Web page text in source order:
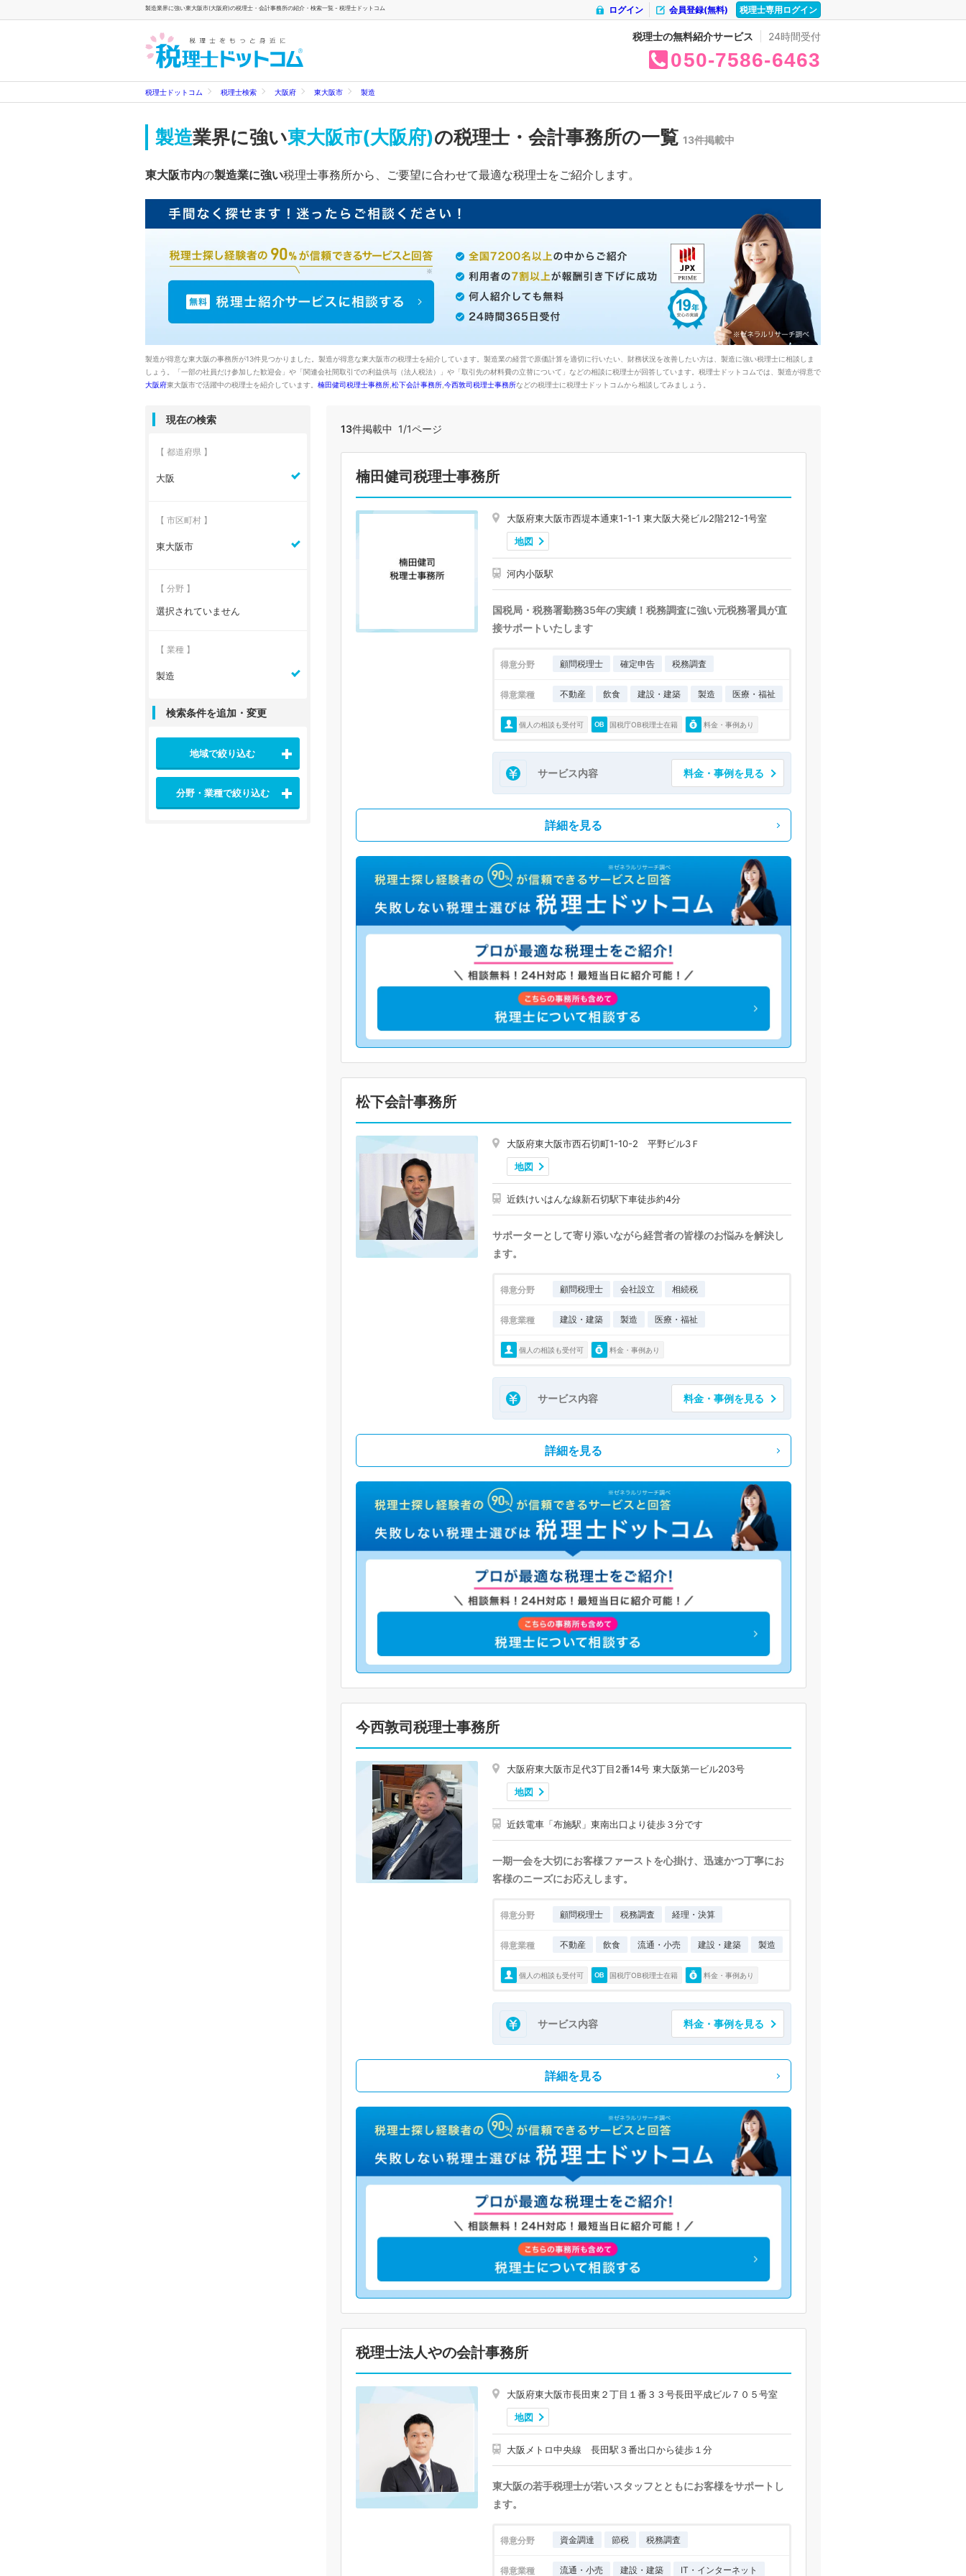
製造業界に強い東大阪市(大阪府)の税理士・会計事務所の紹介・検索一覧 - 税理士ドットコム 税理士専用ログイン
会員登録(無料)
ログイン
税理士の無料紹介サービス 24時間受付
050 7586 6463
税理士ドットコム 税理士検索 大阪府 東大阪市 製造
製造業界に強い東大阪市(大阪府)の税理士・会計事務所の一覧 13件掲載中
東大阪市内の製造業に強い税理士事務所から、ご要望に合わせて最適な税理士をご紹介します。
製造が得意な東大阪の事務所が13件見つかりました。製造が得意な東大阪市の税理士を紹介しています。製造業の経営で原価計算を適切に行いたい、財務状況を改善したい方は、製造に強い税理士に相談しま
しょう。「一部の社員だけ参加した歓迎会」や「関連会社間取引での利益供与（法人税法）」や「取引先の材料費の立替について」などの相談に税理士が回答しています。税理士ドットコムでは、製造が得意で
大阪府東大阪市で活躍中の税理士を紹介しています。 楠田健司税理士事務所 松下会計事務所 今西敦司税理士事務所などの税理士に税理士ドットコムから相談してみましょう。
13件掲載中 1/1ページ
楠田健司税理士事務所
大阪府東大阪市西堤本通東1-1-1 東大阪大発ビル2階212-1号室
地図
河内小阪駅
国税局・税務署勤務35年の実績！税務調査に強い元税務署員が直
接サポートいたします
得意分野 顧問税理士 確定申告 税務調査
得意業種 不動産 飲食 建設・建築 製造 医療・福祉
個人の相談も受付可 国税庁OB税理士在籍 料金・事例あり
サービス内容 料金・事例を見る
詳細を見る
松下会計事務所
大阪府東大阪市西石切町1-10-2 平野ビル3Ｆ
地図
近鉄けいはんな線新石切駅下車徒歩約4分
サポーターとして寄り添いながら経営者の皆様のお悩みを解決し
ます。
得意分野 顧問税理士 会社設立 相続税
得意業種 建設・建築 製造 医療・福祉
個人の相談も受付可 料金・事例あり
サービス内容 料金・事例を見る
詳細を見る
今西敦司税理士事務所
大阪府東大阪市足代3丁目2番14号 東大阪第一ビル203号
地図
近鉄電車「布施駅」東南出口より徒歩３分です
一期一会を大切にお客様ファーストを心掛け、迅速かつ丁寧にお
客様のニーズにお応えします。
得意分野 顧問税理士 税務調査 経理・決算
得意業種 不動産 飲食 流通・小売 建設・建築 製造
個人の相談も受付可 国税庁OB税理士在籍 料金・事例あり
サービス内容 料金・事例を見る
詳細を見る
税理士法人やの会計事務所
大阪府東大阪市長田東２丁目１番３３号長田平成ビル７０５号室
地図
大阪メトロ中央線 長田駅３番出口から徒歩１分
東大阪の若手税理士が若いスタッフとともにお客様をサポートし
ます。
得意分野 資金調達 節税 税務調査
得意業種 流通・小売 建設・建築 IT・インターネット
現在の検索
【 都道府県 】
大阪
【 市区町村 】
東大阪市
【 分野 】
選択されていません
【 業種 】
製造
検索条件を追加・変更
地域で絞り込む
分野・業種で絞り込む